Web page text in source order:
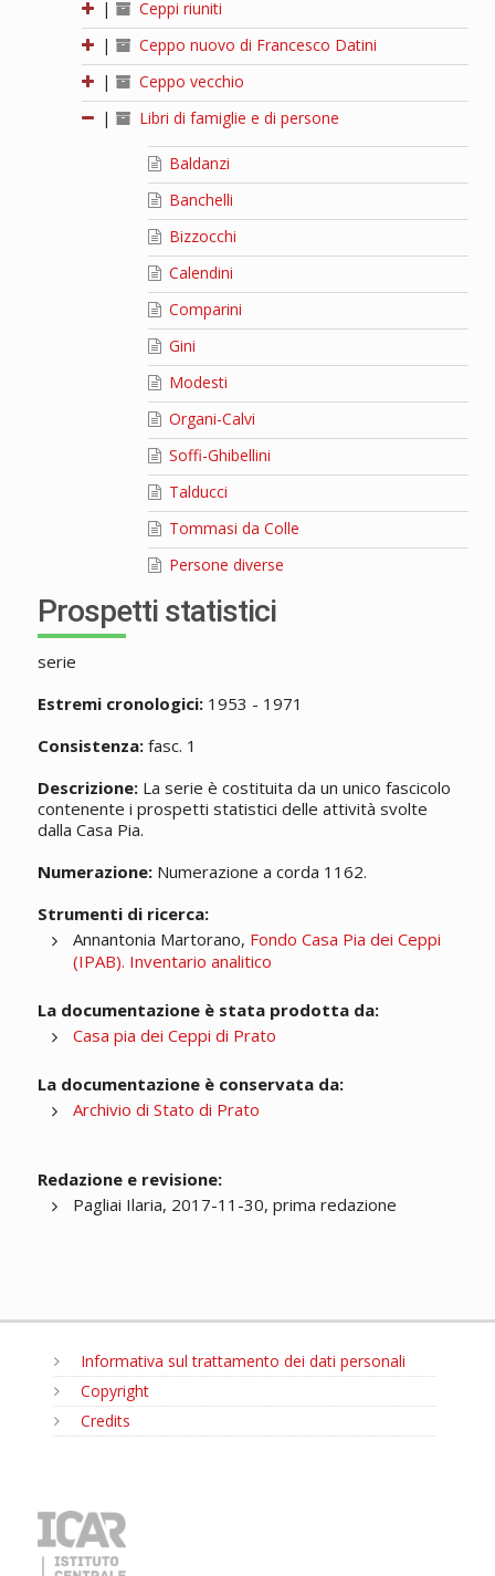
|
Ceppi riuniti
|
Ceppo nuovo di Francesco Datini
|
Ceppo vecchio
|
Libri di famiglie e di persone
Baldanzi
Banchelli
Bizzocchi
Calendini
Comparini
Gini
Modesti
Organi-Calvi
Soffi-Ghibellini
Talducci
Tommasi da Colle
Persone diverse
Prospetti statistici
serie
Estremi cronologici:1953 - 1971
Consistenza:fasc. 1
Descrizione:La serie è costituita da un unico fascicolo
contenente i prospetti statistici delle attività svolte
dalla Casa Pia.
Numerazione:Numerazione a corda 1162.
Strumenti di ricerca:
Annantonia Martorano, Fondo Casa Pia dei Ceppi
(IPAB). Inventario analitico
La documentazione è stata prodotta da:
Casa pia dei Ceppi di Prato
La documentazione è conservata da:
Archivio di Stato di Prato
Redazione e revisione:
Pagliai Ilaria, 2017-11-30, prima redazione
Informativa sul trattamento dei dati personali
Copyright
Credits